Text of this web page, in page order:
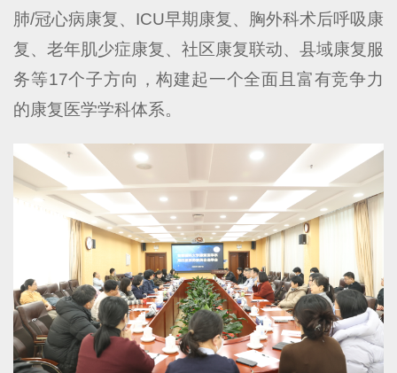
肺/冠心病康复、ICU早期康复、胸外科术后呼吸康
复、老年肌少症康复、社区康复联动、县域康复服
务等17个子方向，构建起一个全面且富有竞争力
的康复医学学科体系。